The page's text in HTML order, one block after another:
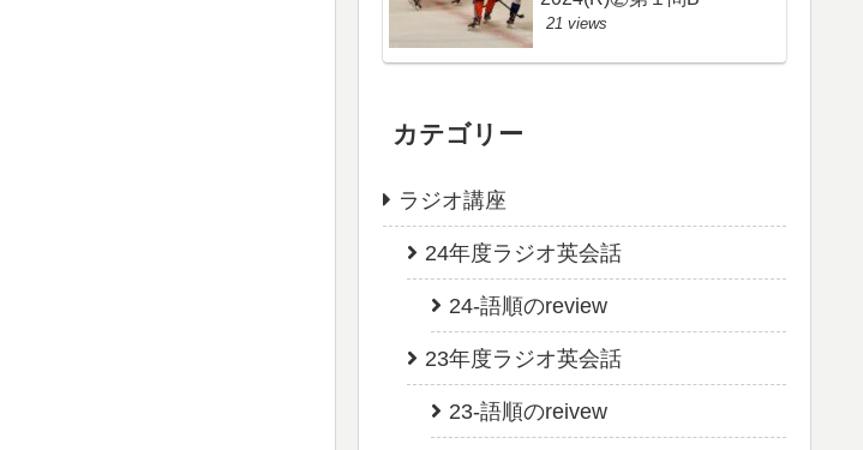
21 views
カテゴリー
ラジオ講座
24年度ラジオ英会話
24-語順のreview
23年度ラジオ英会話
23-語順のreivew